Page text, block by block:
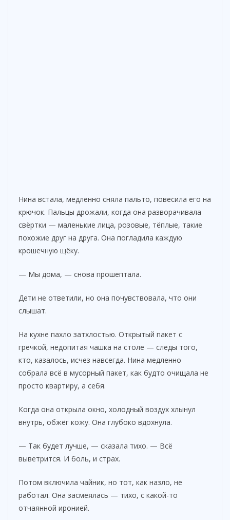
Нина встала, медленно сняла пальто, повесила его на
крючок. Пальцы дрожали, когда она разворачивала
свёртки — маленькие лица, розовые, тёплые, такие
похожие друг на друга. Она погладила каждую
крошечную щёку.
— Мы дома, — снова прошептала.
Дети не ответили, но она почувствовала, что они
слышат.
На кухне пахло затхлостью. Открытый пакет с
гречкой, недопитая чашка на столе — следы того,
кто, казалось, исчез навсегда. Нина медленно
собрала всё в мусорный пакет, как будто очищала не
просто квартиру, а себя.
Когда она открыла окно, холодный воздух хлынул
внутрь, обжёг кожу. Она глубоко вдохнула.
— Так будет лучше, — сказала тихо. — Всё
выветрится. И боль, и страх.
Потом включила чайник, но тот, как назло, не
работал. Она засмеялась — тихо, с какой-то
отчаянной иронией.